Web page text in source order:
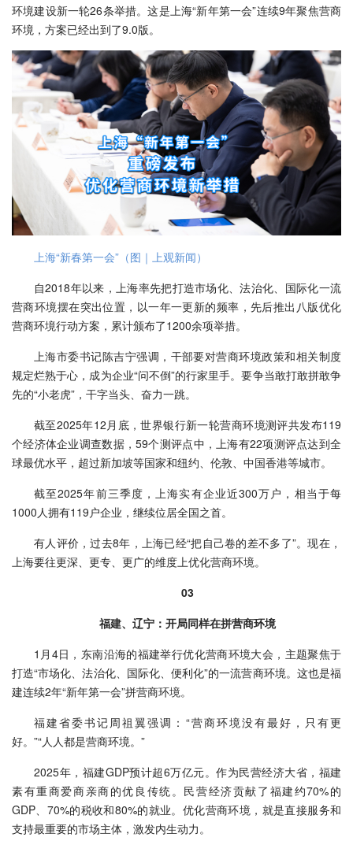
环境建设新一轮26条举措。这是上海“新年第一会”连续9年聚焦营商
环境，方案已经出到了9.0版。
上海“新春第一会”（图｜上观新闻）
自2018年以来，上海率先把打造市场化、法治化、国际化一流
营商环境摆在突出位置，以一年一更新的频率，先后推出八版优化
营商环境行动方案，累计颁布了1200余项举措。
上海市委书记陈吉宁强调，干部要对营商环境政策和相关制度
规定烂熟于心，成为企业“问不倒”的行家里手。要争当敢打敢拼敢争
先的“小老虎”，干字当头、奋力一跳。
截至2025年12月底，世界银行新一轮营商环境测评共发布119
个经济体企业调查数据，59个测评点中，上海有22项测评点达到全
球最优水平，超过新加坡等国家和纽约、伦敦、中国香港等城市。
截至2025年前三季度，上海实有企业近300万户，相当于每
1000人拥有119户企业，继续位居全国之首。
有人评价，过去8年，上海已经“把自己卷的差不多了”。现在，
上海要往更深、更专、更广的维度上优化营商环境。
03
福建、辽宁：开局同样在拼营商环境
1月4日，东南沿海的福建举行优化营商环境大会，主题聚焦于
打造“市场化、法治化、国际化、便利化”的一流营商环境。这也是福
建连续2年“新年第一会”拼营商环境。
福建省委书记周祖翼强调：“营商环境没有最好，只有更
好。”“人人都是营商环境。”
2025年，福建GDP预计超6万亿元。作为民营经济大省，福建
素有重商爱商亲商的优良传统。民营经济贡献了福建约70%的
GDP、70%的税收和80%的就业。优化营商环境，就是直接服务和
支持最重要的市场主体，激发内生动力。